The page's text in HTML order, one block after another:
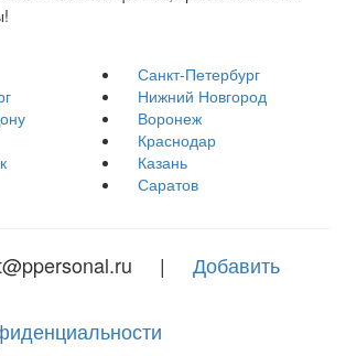
Санкт-Петербург
Нижний Новгород
Воронеж
Краснодар
Казань
Саратов
| Добавить